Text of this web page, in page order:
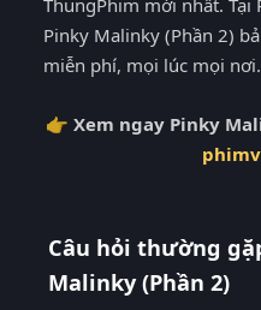
ThungPhim mới nhất. Tại
Pinky Malinky (Phần 2)
miễn phí, mọi lúc mọi nơi.
👉 Xem ngay Pinky
Câu hỏi thường
Malinky (Phần 2)